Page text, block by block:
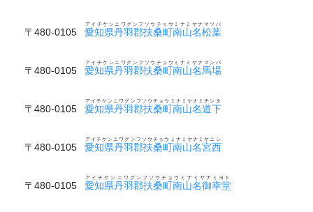
〒480-0105 愛知県丹羽郡扶桑町南山名松葉
アイチケンニワグンフソウチョウミナミヤナマツバ
〒480-0105 愛知県丹羽郡扶桑町南山名馬場
アイチケンニワグンフソウチョウミナミヤナマンバ
〒480-0105 愛知県丹羽郡扶桑町南山名道下
アイチケンニワグンフソウチョウミナミヤナミチシタ
〒480-0105 愛知県丹羽郡扶桑町南山名宮西
アイチケンニワグンフソウチョウミナミヤナミヤニシ
〒480-0105 愛知県丹羽郡扶桑町南山名御幸堂
アイチケンニワグンフソウチョウミナミヤナミヨド